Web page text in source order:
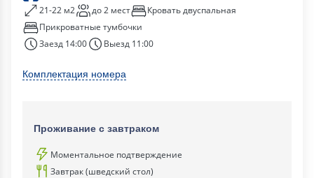
21-22 м2 до 2 мест
Кровать двуспальная
Прикроватные тумбочки
Заезд 14:00
Выезд 11:00
Комплектация номера
Проживание с завтраком
Моментальное подтверждение
Завтрак (шведский стол)